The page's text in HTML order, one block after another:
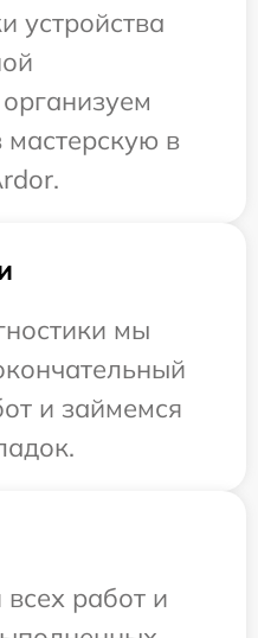
устройства
мастерскую в
мы
и займемся
работ и